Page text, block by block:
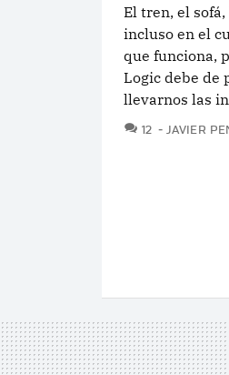
El tren, el
incluso en el
que funciona,
Logic debe de
llevarnos las
12
JAVIER